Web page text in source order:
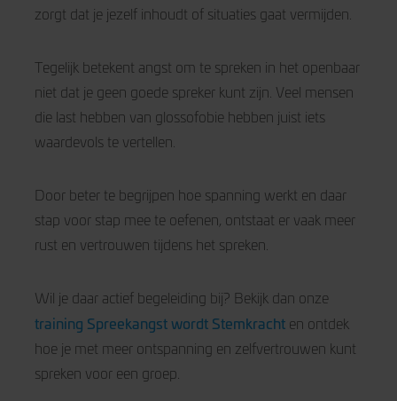
zorgt dat je jezelf inhoudt of situaties gaat vermijden.
Tegelijk betekent angst om te spreken in het openbaar
niet dat je geen goede spreker kunt zijn. Veel mensen
die last hebben van glossofobie hebben juist iets
waardevols te vertellen.
Door beter te begrijpen hoe spanning werkt en daar
stap voor stap mee te oefenen, ontstaat er vaak meer
rust en vertrouwen tijdens het spreken.
Wil je daar actief begeleiding bij? Bekijk dan onze
training Spreekangst wordt Stemkracht en ontdek
hoe je met meer ontspanning en zelfvertrouwen kunt
spreken voor een groep.